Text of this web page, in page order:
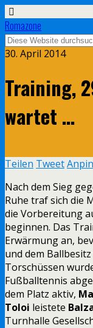
Romazone
30. April 2014
Training,
wartet …
Teilen Tweet
Nach dem Sieg
Ruhe traf sich die
die Vorbereitung
beginnen. Das
Erwärmung an,
und dem
Torschüssen
Fußballtennis
dem Platz aktiv,
Toloi leistete
Turnhalle